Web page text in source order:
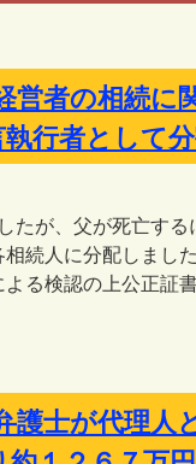
者の相続に
行者として
が、父が死亡する
相続人に分配しま
る検認の上公正証
士が代理人